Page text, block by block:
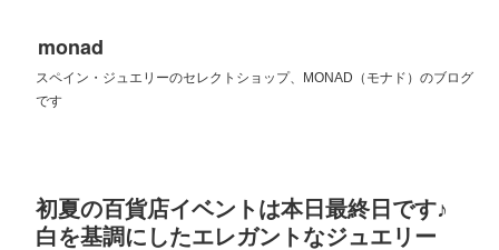
monad
スペイン・ジュエリーのセレクトショップ、MONAD（モナド）のブログ
です
初夏の百貨店イベントは本日最終日です♪
白を基調にしたエレガントなジュエリー